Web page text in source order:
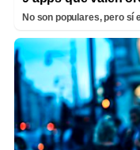
No son populares, pero sí